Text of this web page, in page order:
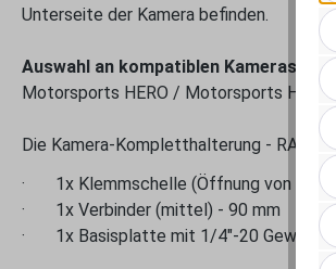
Unterseite der Kamera befinden.
Auswahl an kompatiblen Kameras:
Motorsports HERO / Motorsports HERO
Die Kamera-Kompletthalterung - RAM-
·
1x Klemmschelle (Öffnung von 12,7
·
1x Verbinder (mittel) - 90 mm
·
1x Basisplatte mit 1/4"-20